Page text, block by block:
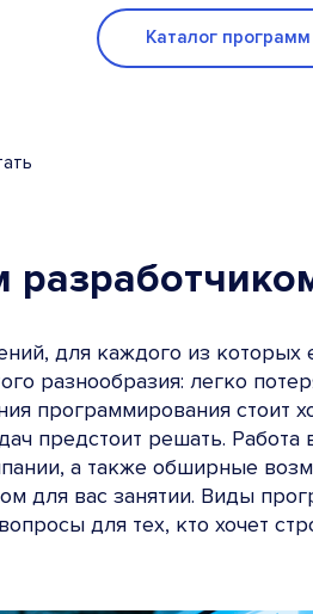
Каталог программ
для каждого из которых
разнообразия: легко
программирования стоит
предстоит решать.
а также обширные
для вас занятии. Виды
для тех, кто хочет